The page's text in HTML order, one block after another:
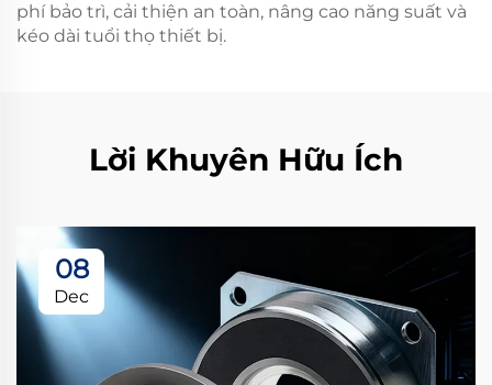
phí bảo trì, cải thiện an toàn, nâng cao năng suất và
kéo dài tuổi thọ thiết bị.
Lời Khuyên Hữu Ích
08
Dec